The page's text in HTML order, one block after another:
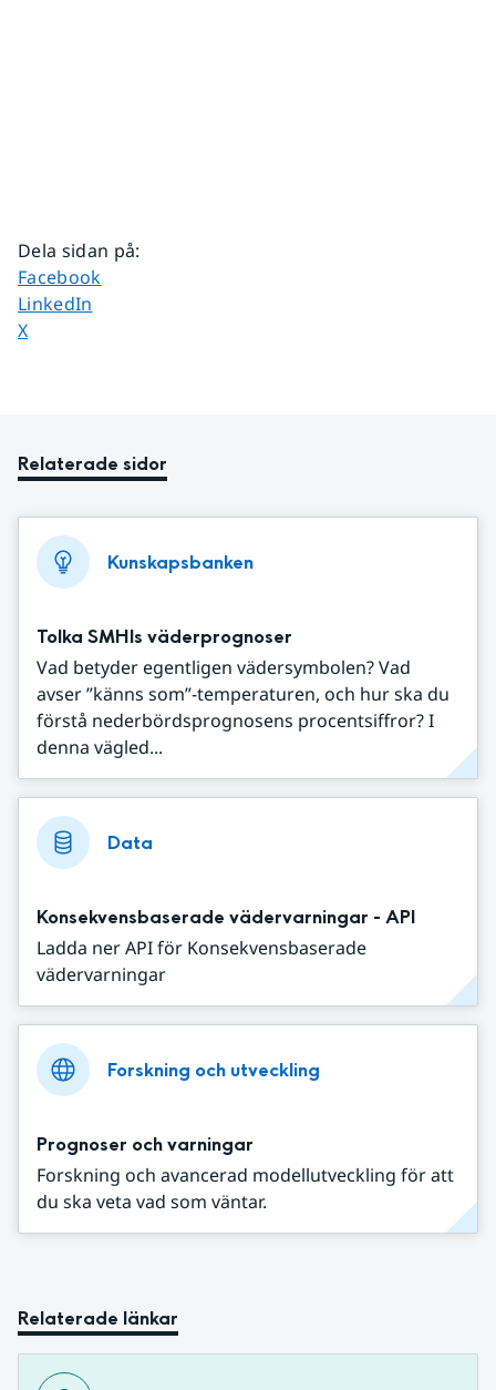
Dela sidan på:
Dela sidan på
Facebook
Dela sidan på
LinkedIn
Dela sidan på
X
Relaterade sidor
Kunskapsbanken
Tolka SMHIs väderprognoser
Vad betyder egentligen vädersymbolen? Vad
avser ”känns som”-temperaturen, och hur ska du
förstå nederbördsprognosens procentsiffror? I
denna vägled...
Data
Konsekvensbaserade vädervarningar - API
Ladda ner API för Konsekvensbaserade
vädervarningar
Forskning och utveckling
Prognoser och varningar
Forskning och avancerad modellutveckling för att
du ska veta vad som väntar.
Relaterade länkar